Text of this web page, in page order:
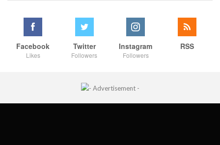
Facebook
Likes
Twitter
Followers
Instagram
Followers
RSS